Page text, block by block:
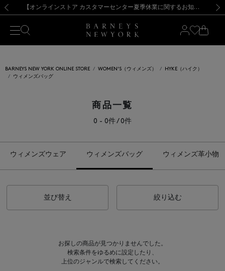
新規登録のお客様も対象！＜MY BARNEYS＞会員のお客様は11,000円（税込）以上のお買上げで常時送料無料！お買い物の際は会員登録を！
【夏季休業に伴う出荷一時停止のお知らせ】(2026.8.7) 【オンラインストア カスタマーセンター夏季休業に関するお知らせ】（2026.8.7）
【夏季休業に伴う返品・交換承り一時停止のお知らせ】（2026.8.5）
熊本県を中心とした地震の影響によるお荷物のお届けについて
【開催中】SUMMER SALEのご案内・ご注意事項 新規登録のお客様も対象！＜MY BARNEYS＞会員のお客様は11,000円（税込）以上のお買上げで常時送料無料！お買い物の際は会員登録を！
【夏季休業に伴う出荷一時停止のお知らせ】(2026.8.7)
BARNEYS NEW YORK ONLINE STORE WOMEN'S（ウィメンズ）
HYKE（ハイク）
ウィメンズバッグ
商品一覧
0 - 0件 / 0件
ウィメンズウェア ウィメンズバッグ ウィメンズ革小物
並び替え 絞り込む
お探しの商品が見つかりませんでした。
検索条件をゆるめに設定したり、
上位のジャンルで検索してください。